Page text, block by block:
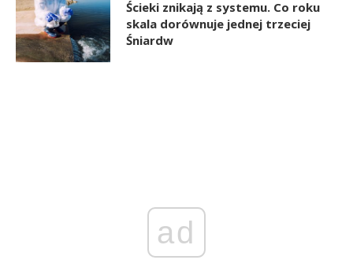
Ścieki znikają z systemu. Co roku
skala dorównuje jednej trzeciej
Śniardw
ad